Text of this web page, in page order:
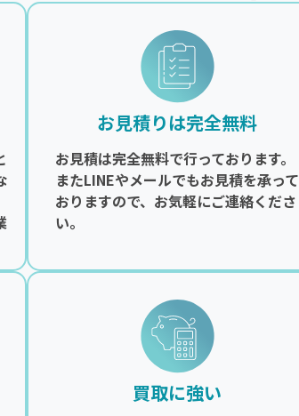
お見積りは完全無料
お見積は完全無料で行っております。
またLINEやメールでもお見積を承って
おりますので、お気軽にご連絡くださ
い。
買取に強い